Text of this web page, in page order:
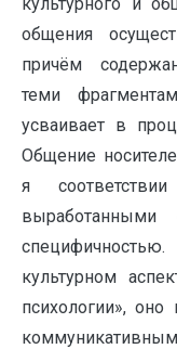
общения
причём
теми
усваивает в
Общение
я
культурном
психологии»,